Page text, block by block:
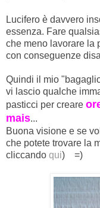
Lucifero è davvero
essenza. Fare
che meno lavorare la
con conseguenze
Quindi il mio
vi lascio qualche
pasticci per creare
mais...
Buona visione e se
che potete trovare la
cliccando qui) =)